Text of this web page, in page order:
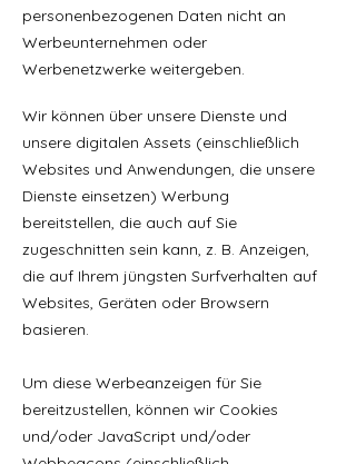
personenbezogenen Daten nicht an
Werbeunternehmen oder
Werbenetzwerke weitergeben.
Wir können über unsere Dienste und
unsere digitalen Assets (einschließlich
Websites und Anwendungen, die unsere
Dienste einsetzen) Werbung
bereitstellen, die auch auf Sie
zugeschnitten sein kann, z. B. Anzeigen,
die auf Ihrem jüngsten Surfverhalten auf
Websites, Geräten oder Browsern
basieren.
Um diese Werbeanzeigen für Sie
bereitzustellen, können wir Cookies
und/oder JavaScript und/oder